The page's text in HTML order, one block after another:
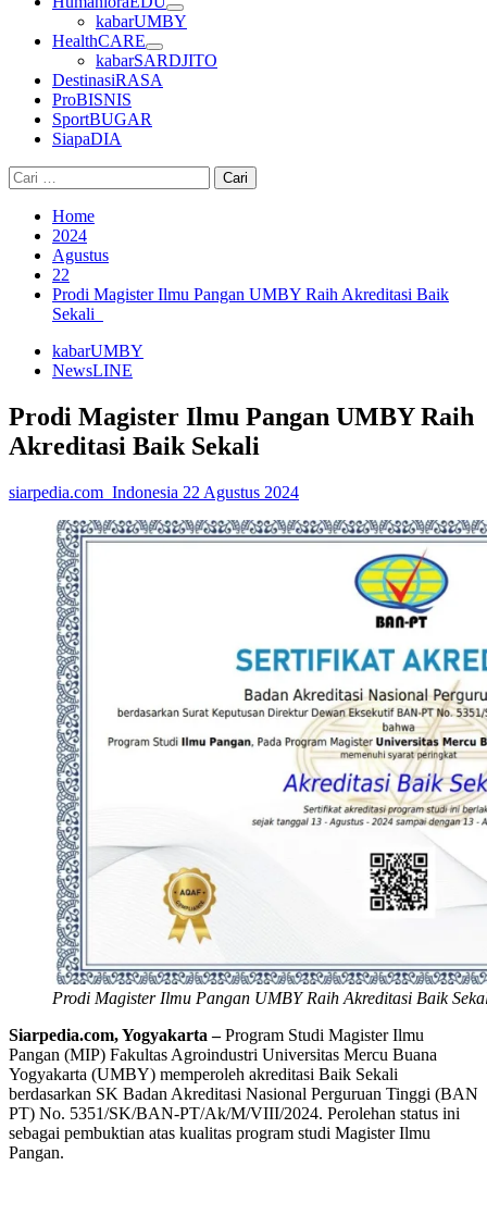
kabarUMBY
HealthCARE
kabarSARDJITO
DestinasiRASA
ProBISNIS
SportBUGAR
SiapaDIA
Cari
untuk:
Home
2024
Agustus
22
Prodi Magister Ilmu Pangan UMBY Raih Akreditasi Baik
Sekali
kabarUMBY
NewsLINE
Prodi Magister Ilmu Pangan UMBY Raih
Akreditasi Baik Sekali
siarpedia.com_Indonesia 22 Agustus 2024
Prodi Magister Ilmu Pangan UMBY Raih Akreditasi Baik
Siarpedia.com, Yogyakarta –Program Studi Magister Ilmu
Pangan (MIP) Fakultas Agroindustri Universitas Mercu Buana
Yogyakarta (UMBY) memperoleh akreditasi Baik Sekali
berdasarkan SK Badan Akreditasi Nasional Perguruan Tinggi (BAN
PT) No. 5351/SK/BAN-PT/Ak/M/VIII/2024. Perolehan status ini
sebagai pembuktian atas kualitas program studi Magister Ilmu
Pangan.